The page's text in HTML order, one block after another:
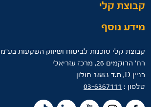
קבוצת קלי
מידע נוסף
קבוצת קלי סוכנות לביטוח ושיווק השקעות בע"מ
רח’ הרוקמים 26, מרכז עזריאלי
בניין D, ת.ד 1883 חולון
טלפון : 03-6367111